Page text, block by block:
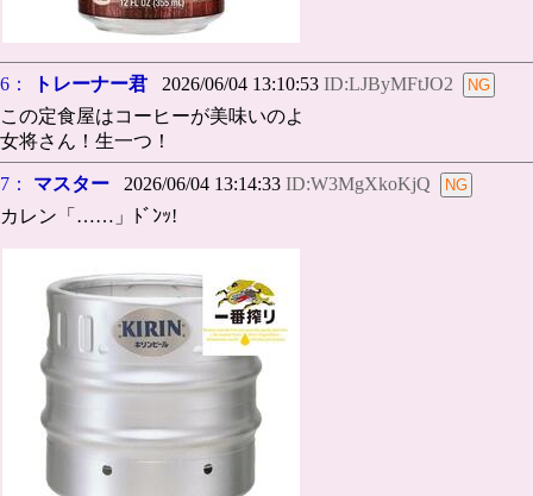
6： トレーナー君 2026/06/04 13:10:53 ID:LJByMFtJO2
この定食屋はコーヒーが美味いのよ
女将さん！生一つ！
7： マスター 2026/06/04 13:14:33 ID:W3MgXkoKjQ
カレン「……」ﾄﾞﾝｯ!